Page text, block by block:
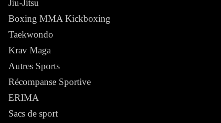
Jiu-Jitsu
Boxing MMA Kickboxing
Taekwondo
Krav Maga
Autres Sports
Récompanse Sportive
ERIMA
Sacs de sport